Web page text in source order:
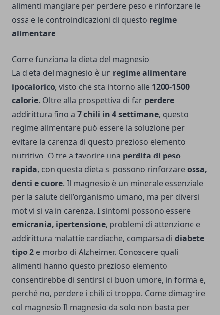
alimenti mangiare per perdere peso e rinforzare le
ossa e le controindicazioni di questo regime
alimentare
Come funziona la dieta del magnesio
La dieta del magnesio è un regime alimentare
ipocalorico, visto che sta intorno alle 1200-1500
calorie. Oltre alla prospettiva di far perdere
addirittura fino a 7 chili in 4 settimane, questo
regime alimentare può essere la soluzione per
evitare la carenza di questo prezioso elemento
nutritivo. Oltre a favorire una perdita di peso
rapida, con questa dieta si possono rinforzareossa,
denti e cuore. Il magnesio è un minerale essenziale
per la salute dell’organismo umano, ma per diversi
motivi si va in carenza. I sintomi possono essere
emicrania, ipertensione, problemi di attenzione e
addirittura malattie cardiache, comparsa di diabete
tipo 2 e morbo di Alzheimer. Conoscere quali
alimenti hanno questo prezioso elemento
consentirebbe di sentirsi di buon umore, in forma e,
perché no, perdere i chili di troppo. Come dimagrire
col magnesio Il magnesio da solo non basta per